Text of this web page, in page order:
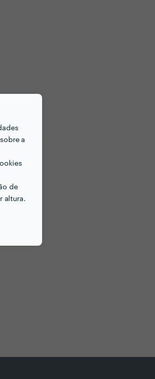
a
de
altura.